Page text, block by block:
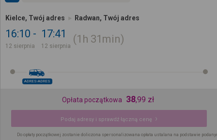
Kielce, Twój adres Radwan, Twój adres
16:10
12 sierpnia
17:41
12 sierpnia
1h 31min
ADRES-ADRES
Opłata początkowa 38,99 zł
Podaj adresy i sprawdź łączną cenę
Do opłaty początkowej zostanie doliczona spersonalizowana opłata ustalana na podstawie